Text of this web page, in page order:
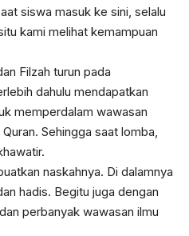
siswa masuk ke sini, selalu
kami melihat kemampuan
Filzah turun pada
dahulu mendapatkan
memperdalam wawasan
Sehingga saat lomba,
naskahnya. Di dalamnya
hadis. Begitu juga dengan
perbanyak wawasan ilmu